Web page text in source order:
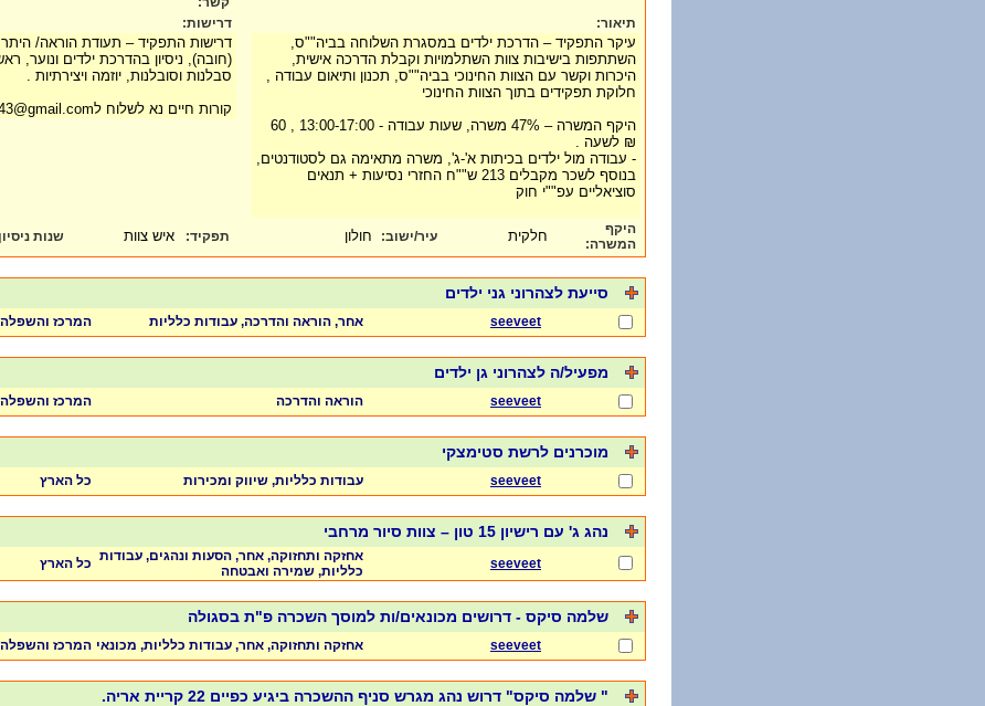
תיאור:
עיקר התפקיד – הדרכת ילדים במסגרת השלוחה בביה""ס,
השתתפות בישיבות צוות השתלמויות וקבלת הדרכה אישית,
היכרות וקשר עם הצוות החינוכי בביה""ס, תכנון ותיאום עבודה ,
חלוקת תפקידים בתוך הצוות החינוכי
היקף המשרה – 47% משרה, שעות עבודה - 13:00-17:00 , 60
₪ לשעה .
- עבודה מול ילדים בכיתות א'-ג', משרה מתאימה גם לסטודנטים,
בנוסף לשכר מקבלים 213 ש""ח החזרי נסיעות + תנאים
סוציאליים עפ""י חוק
דרישות:
(חובה), ניסיון בהדרכת ילדים ונוער,
סבלנות וסובלנות, יוזמה ויצירתיות .
קורות חיים נא לשלוח לneta3343@gmail.com
היקף
המשרה:
חלקית עיר/ישוב: חולון תפקיד: איש צוות שנות ניסיון
סייעת לצהרוני גני ילדים
seeveet אחר, הוראה והדרכה, עבודות כלליות המרכז והשפלה
מפעיל/ה לצהרוני גן ילדים
seeveet הוראה והדרכה המרכז והשפלה
מוכרנים לרשת סטימצקי
seeveet עבודות כלליות, שיווק ומכירות כל הארץ
נהג ג' עם רישיון 15 טון – צוות סיור מרחבי
seeveet
אחזקה ותחזוקה, אחר, הסעות ונהגים, עבודות
כלליות, שמירה ואבטחה
כל הארץ
שלמה סיקס - דרושים מכונאים/ות למוסך השכרה פ"ת בסגולה
seeveet אחזקה ותחזוקה, אחר, עבודות כלליות, מכונאי המרכז והשפלה
" שלמה סיקס" דרוש נהג מגרש סניף ההשכרה ביגיע כפיים 22 קריית אריה.